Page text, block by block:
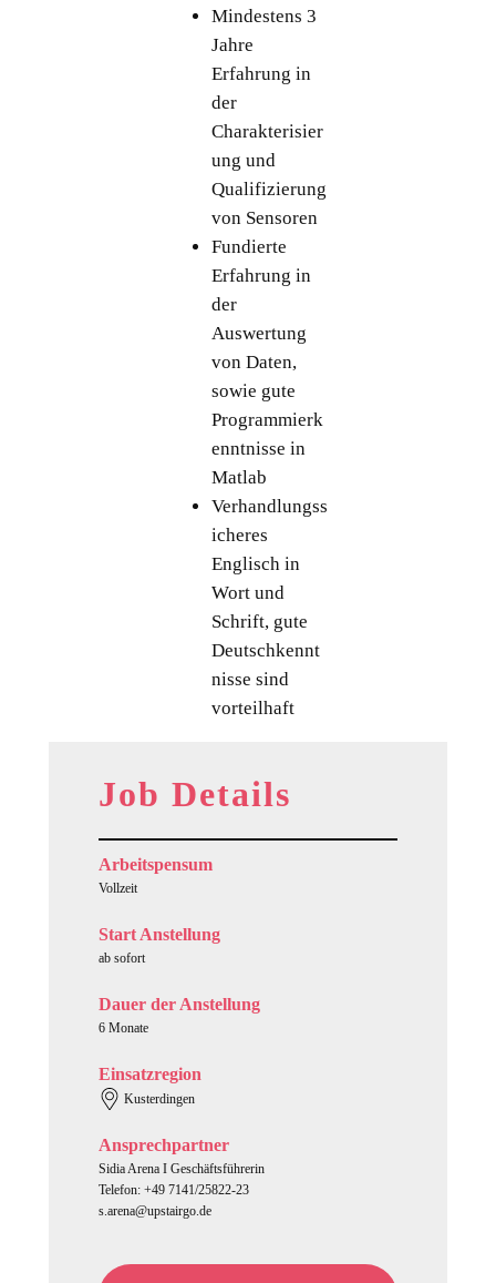
Mindestens 3
Jahre
Erfahrung in
der
Charakterisier
ung und
Qualifizierung
von Sensoren
Fundierte
Erfahrung in
der
Auswertung
von Daten,
sowie gute
Programmierk
enntnisse in
Matlab
Verhandlungss
icheres
Englisch in
Wort und
Schrift, gute
Deutschkennt
nisse sind
vorteilhaft
Job Details
Arbeitspensum
Vollzeit
Start Anstellung
ab sofort
Dauer der Anstellung
6 Monate
Einsatzregion
Kusterdingen
Ansprechpartner
Sidia Arena I Geschäftsführerin
Telefon: +49 7141/25822-23
s.arena@upstairgo.de